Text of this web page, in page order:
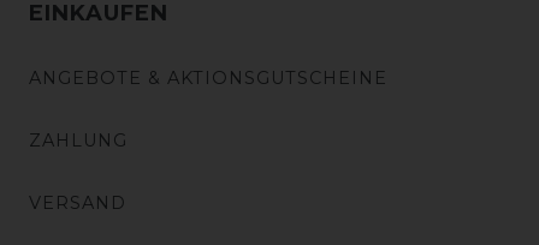
EINKAUFEN
ANGEBOTE & AKTIONSGUTSCHEINE
ZAHLUNG
VERSAND